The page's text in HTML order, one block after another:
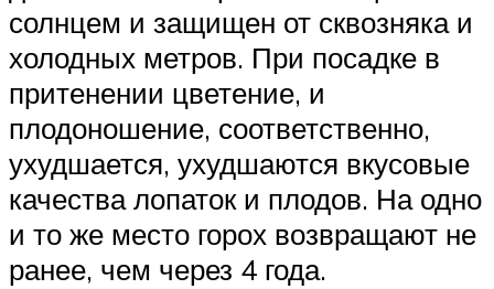
солнцем и защищен от сквозняка и
холодных метров. При посадке в
притенении цветение, и
плодоношение, соответственно,
ухудшается, ухудшаются вкусовые
качества лопаток и плодов. На одно
и то же место горох возвращают не
ранее, чем через 4 года.